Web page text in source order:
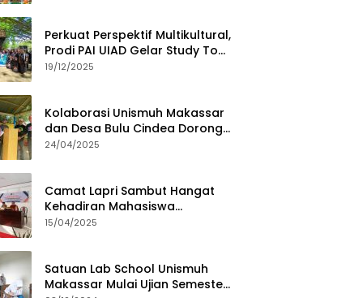
Perkuat Perspektif Multikultural,
Prodi PAI UIAD Gelar Study Tour
ke Kajang
19/12/2025
Kolaborasi Unismuh Makassar
dan Desa Bulu Cindea Dorong
Sentra Garam Industri
24/04/2025
Camat Lapri Sambut Hangat
Kehadiran Mahasiswa
PoltekMu
15/04/2025
Satuan Lab School Unismuh
Makassar Mulai Ujian Semester,